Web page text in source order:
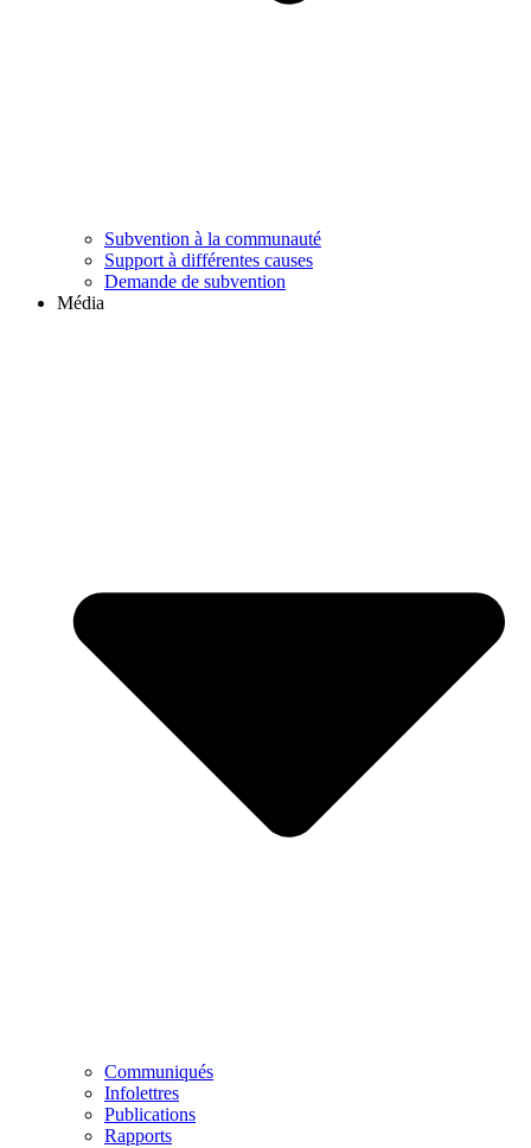
Subvention à la communauté
Support à différentes causes
Demande de subvention
Média
Communiqués
Infolettres
Publications
Rapports